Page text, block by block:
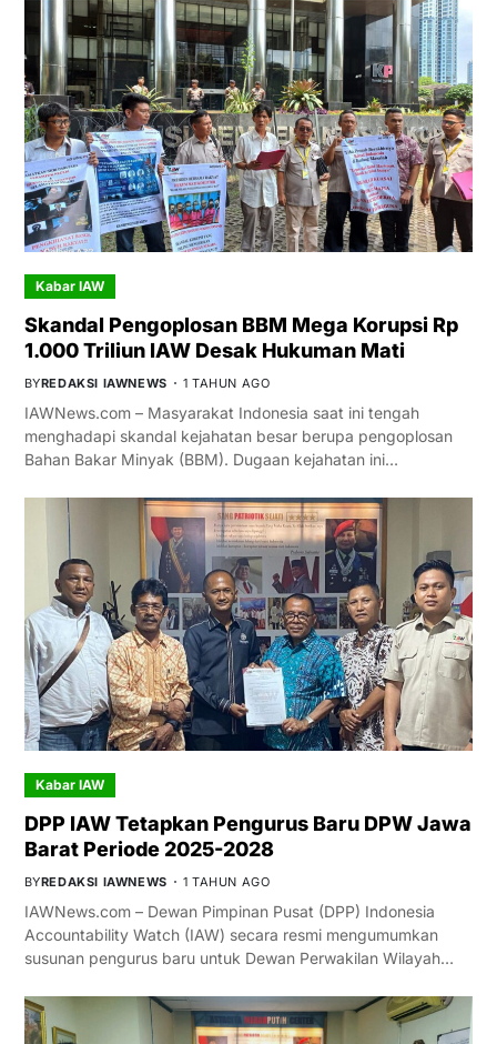
Kabar IAW
Skandal Pengoplosan BBM Mega Korupsi Rp
1.000 Triliun IAW Desak Hukuman Mati
BYREDAKSI IAWNEWS 1 TAHUN AGO
IAWNews.com – Masyarakat Indonesia saat ini tengah
menghadapi skandal kejahatan besar berupa pengoplosan
Bahan Bakar Minyak (BBM). Dugaan kejahatan ini…
Kabar IAW
DPP IAW Tetapkan Pengurus Baru DPW Jawa
Barat Periode 2025-2028
BYREDAKSI IAWNEWS 1 TAHUN AGO
IAWNews.com – Dewan Pimpinan Pusat (DPP) Indonesia
Accountability Watch (IAW) secara resmi mengumumkan
susunan pengurus baru untuk Dewan Perwakilan Wilayah…